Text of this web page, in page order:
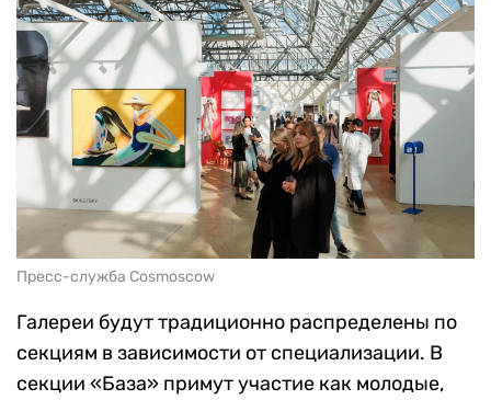
Пресс-служба Cosmoscow
Галереи будут традиционно распределены по
секциям в зависимости от специализации. В
секции «База» примут участие как молодые,